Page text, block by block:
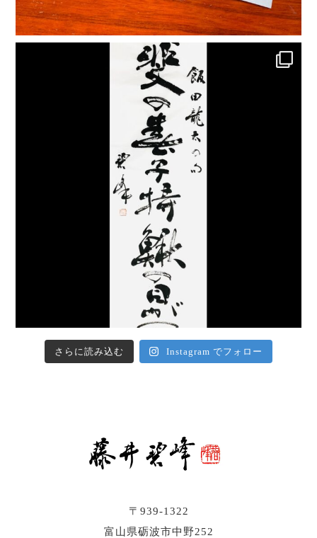
〒939-1322
富山県砺波市中野252
さらに読み込む Instagram でフォロー